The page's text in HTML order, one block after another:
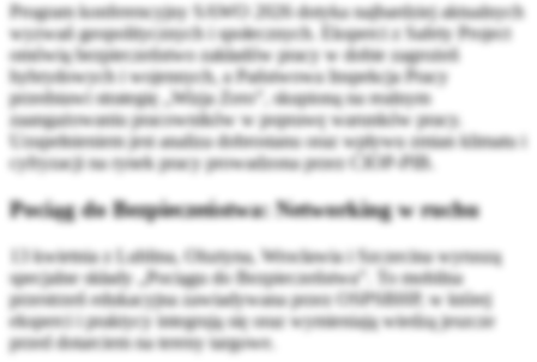
Program konferencyjny SAWO 2026 dotyka najbardziej aktualnych
wyzwań geopolitycznych i społecznych. Eksperci z Safety Project
omówią bezpieczeństwo zakładów pracy w dobie zagrożeń
hybrydowych i wojennych, a Państwowa Inspekcja Pracy
przedstawi strategię „Wizja Zero”, skupioną na realnym
zaangażowaniu pracowników w poprawę warunków pracy.
Uzupełnieniem jest analiza dobrostanu oraz wpływu zmian klimatu i
cyfryzacji na rynek pracy prowadzona przez CIOP-PIB.
Pociąg do Bezpieczeństwa: Networking w ruchu
13 kwietnia z Lublina, Olsztyna, Wrocławia i Szczecina wyruszą
specjalne składy „Pociągu do Bezpieczeństwa”. To mobilna
przestrzeń edukacyjna zawiadywana przez OSPSBHP, w której
eksperci i praktycy integrują się oraz wymieniają wiedzą jeszcze
przed dotarciem na tereny targowe.